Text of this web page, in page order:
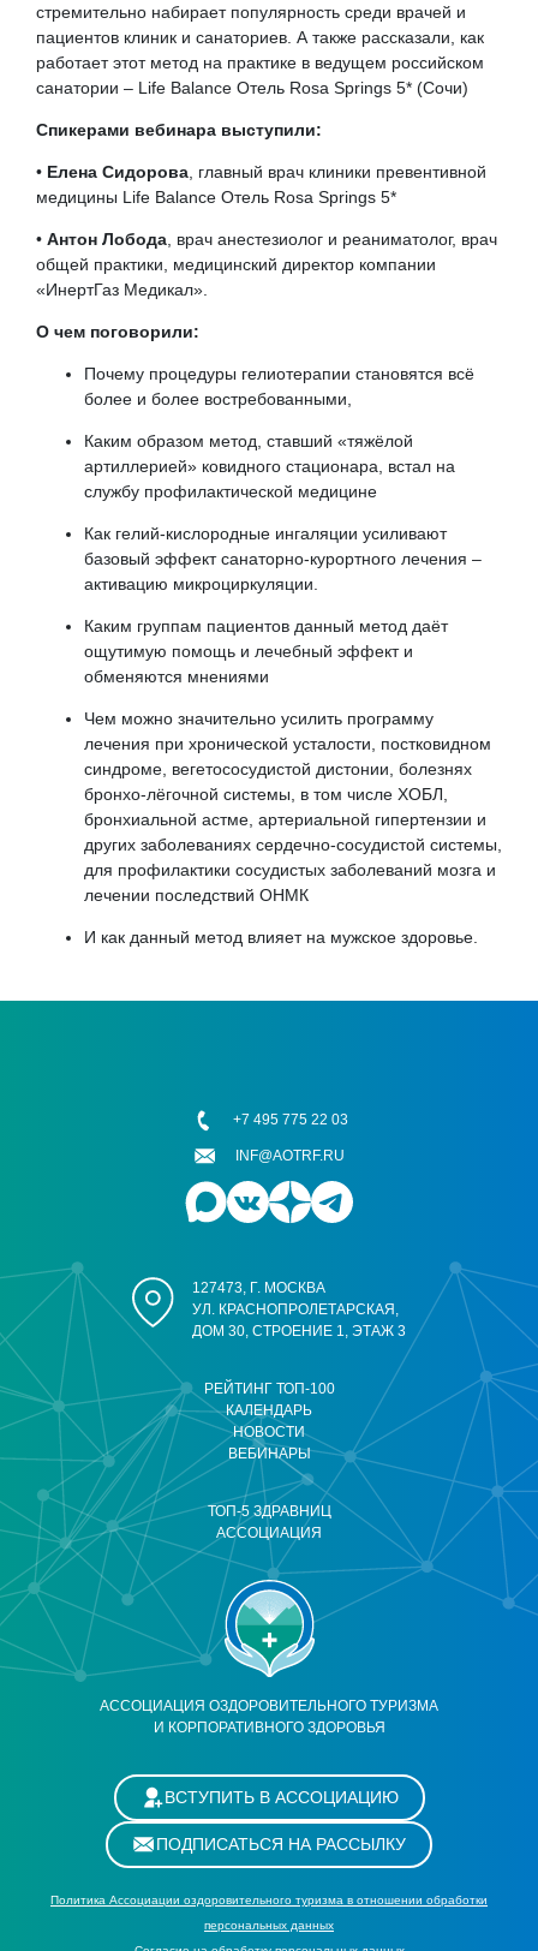
стремительно набирает популярность среди врачей и
пациентов клиник и санаториев. А также рассказали, как
работает этот метод на практике в ведущем российском
санатории – Life Balance Отель Rosa Springs 5* (Сочи)
Спикерами вебинара выступили:
• Елена Сидорова , главный врач клиники превентивной
медицины Life Balance Отель Rosa Springs 5*
• Антон Лобода , врач анестезиолог и реаниматолог, врач
общей практики, медицинский директор компании
«ИнертГаз Медикал».
О чем поговорили:
Почему процедуры гелиотерапии становятся всё
более и более востребованными,
Каким образом метод, ставший «тяжёлой
артиллерией» ковидного стационара, встал на
службу профилактической медицине
Как гелий-кислородные ингаляции усиливают
базовый эффект санаторно-курортного лечения –
активацию микроциркуляции.
Каким группам пациентов данный метод даёт
ощутимую помощь и лечебный эффект и
обменяются мнениями
Чем можно значительно усилить программу
лечения при хронической усталости, постковидном
синдроме, вегетососудистой дистонии, болезнях
бронхо-лёгочной системы, в том числе ХОБЛ,
бронхиальной астме, артериальной гипертензии и
других заболеваниях сердечно-сосудистой системы,
для профилактики сосудистых заболеваний мозга и
лечении последствий ОНМК
И как данный метод влияет на мужское здоровье.
АССОЦИАЦИЯ ОЗДОРОВИТЕЛЬНОГО ТУРИЗМА
И КОРПОРАТИВНОГО ЗДОРОВЬЯ
РЕЙТИНГ ТОП-100
КАЛЕНДАРЬ
НОВОСТИ
ВЕБИНАРЫ
ТОП-5 ЗДРАВНИЦ
АССОЦИАЦИЯ
127473, Г. МОСКВА
УЛ. КРАСНОПРОЛЕТАРСКАЯ,
ДОМ 30, СТРОЕНИЕ 1, ЭТАЖ 3
+7 495 775 22 03
INF@AOTRF.RU
ВСТУПИТЬ В АССОЦИАЦИЮ
ПОДПИСАТЬСЯ НА РАССЫЛКУ
Политика Ассоциации оздоровительного туризма в отношении обработки
персональных данных